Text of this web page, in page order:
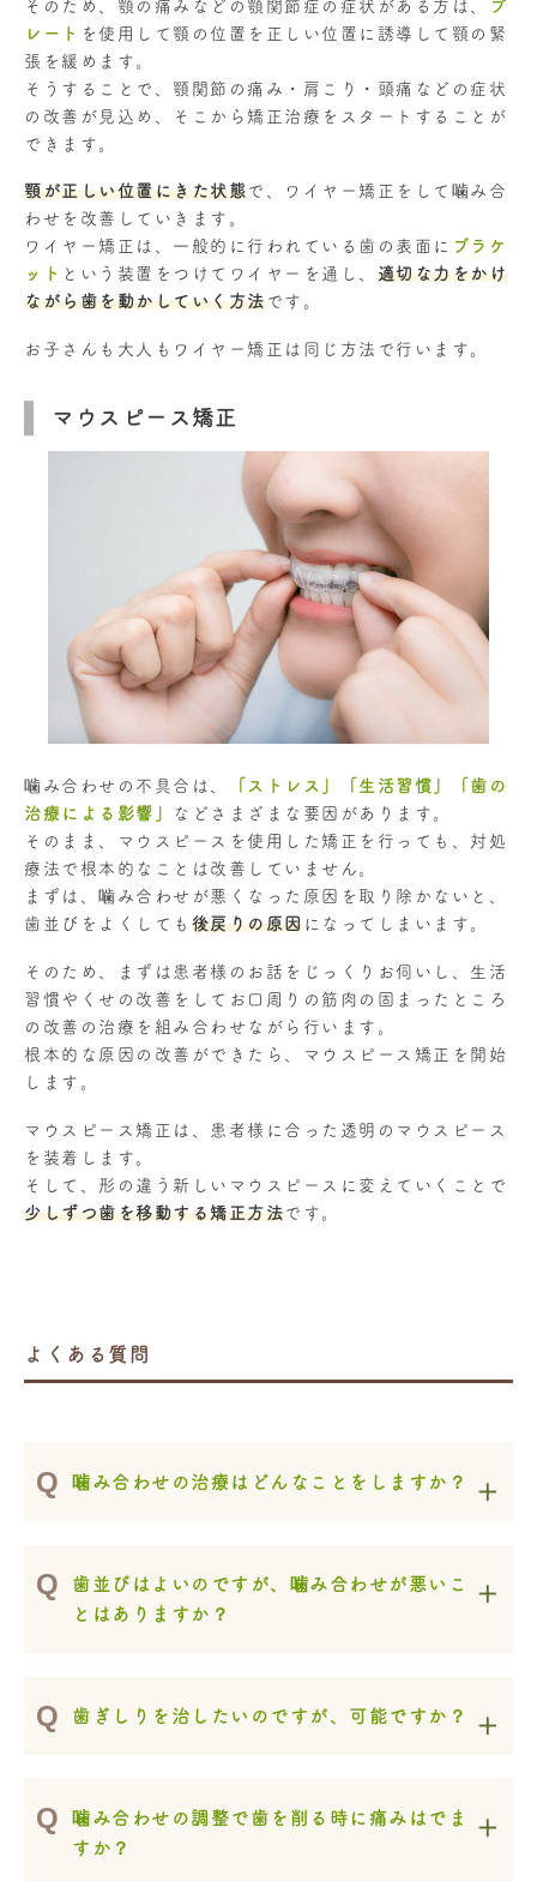
そのため、顎の痛みなどの顎関節症の症状がある方は、
プ
レート を使用して顎の位置を正しい位置に誘導して顎の緊
張を緩めます。
そうすることで、顎関節の痛み・肩こり・頭痛などの症状
の改善が見込め、そこから矯正治療をスタートすることが
できます。
顎が正しい位置にきた状態で、ワイヤー矯正をして噛み合
わせを改善していきます。
ワイヤー矯正は、一般的に行われている歯の表面に ブラケ
ット という装置をつけてワイヤーを通し、 適切な力をかけ
ながら歯を動かしていく方法です。
お子さんも大人もワイヤー矯正は同じ方法で行います。
マウスピース矯正
噛み合わせの不具合は、
「ストレス」「生活習慣」「歯の
治療による影響」
などさまざまな要因があります。
そのまま、マウスピースを使用した矯正を行っても、対処
療法で根本的なことは改善していません。
まずは、噛み合わせが悪くなった原因を取り除かないと、
歯並びをよくしても 後戻りの原因になってしまいます。
そのため、まずは患者様のお話をじっくりお伺いし、生活
習慣やくせの改善をしてお口周りの筋肉の固まったところ
の改善の治療を組み合わせながら行います。
根本的な原因の改善ができたら、マウスピース矯正を開始
します。
マウスピース矯正は、患者様に合った透明のマウスピース
を装着します。
そして、形の違う新しいマウスピースに変えていくことで
少しずつ歯を移動する矯正方法です。
よくある質問
噛み合わせの治療はどんなことをしますか？
歯並びはよいのですが、噛み合わせが悪いこ
とはありますか？
歯ぎしりを治したいのですが、可能ですか？
噛み合わせの調整で歯を削る時に痛みはでま
すか？